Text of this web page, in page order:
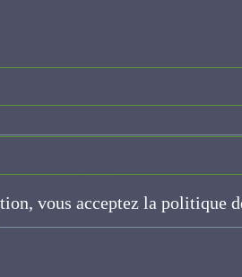
en France, l’exemple de
vous acceptez la politique
site